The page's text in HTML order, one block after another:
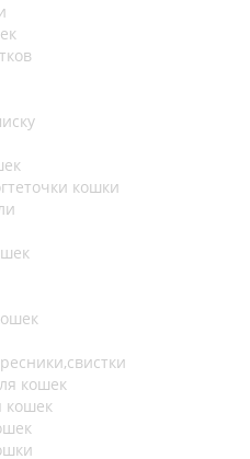
кошки
кошек
кошек